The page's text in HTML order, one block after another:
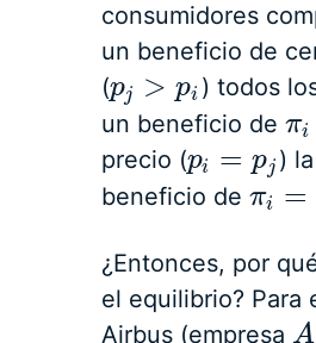
consumidores
un beneficio de
(pj > pi
pj> pi ) todos
un beneficio de πi
πi
precio (pi = pj
pi=pj )
beneficio de πi =
πi=(p
¿Entonces, por
el equilibrio? Para
Airbus (empresa A
A